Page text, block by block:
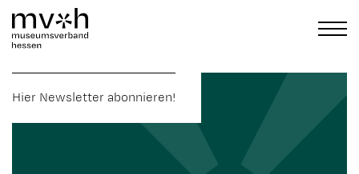
Hier Newsletter abonnieren!